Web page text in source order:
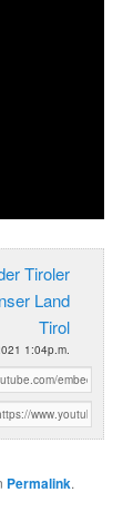
Tiroler
Land
Tirol
1:04p.m.
Permalink.